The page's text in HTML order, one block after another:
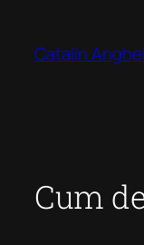
content
Catalin Anghel
Cum